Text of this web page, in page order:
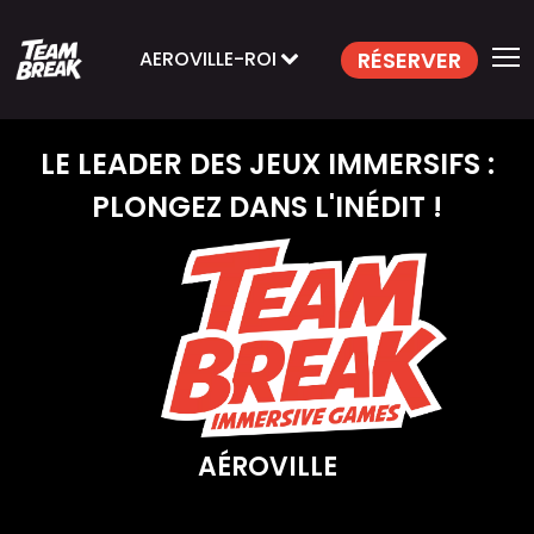
AEROVILLE-ROISSY RÉSERVER
LE LEADER DES JEUX IMMERSIFS :
PLONGEZ DANS L'INÉDIT !
AÉROVILLE